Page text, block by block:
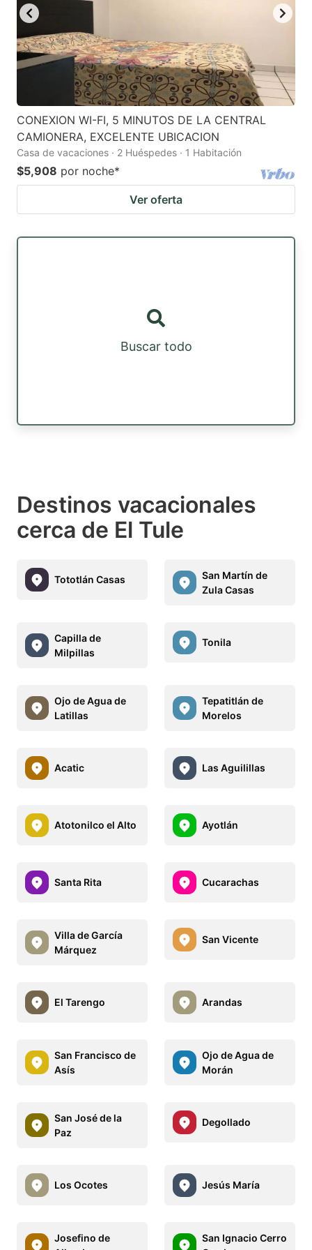
CONEXION WI-FI, 5 MINUTOS DE LA CENTRAL
CAMIONERA, EXCELENTE UBICACION
Casa de vacaciones · 2 Huéspedes · 1 Habitación
$5,908 por noche*
Ver oferta
Buscar todo
Destinos vacacionales
cerca de El Tule
Tototlán Casas
San Martín de
Zula Casas
Capilla de
Milpillas
Tonila
Ojo de Agua de
Latillas
Tepatitlán de
Morelos
Acatic Las Aguilillas
Atotonilco el Alto Ayotlán
Santa Rita Cucarachas
Villa de García
Márquez
San Vicente
El Tarengo Arandas
San Francisco de
Asís
Ojo de Agua de
Morán
San José de la
Paz
Degollado
Los Ocotes Jesús María
Josefino de
San Ignacio Cerro